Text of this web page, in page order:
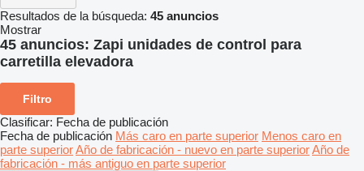
Resultados de la búsqueda: 45 anuncios
Mostrar
45 anuncios: Zapi unidades de control para
carretilla elevadora
Filtro
Clasificar: Fecha de publicación
Fecha de publicación Más caro en parte superior Menos caro en
parte superiorAño de fabricación - nuevo en parte superiorAño de
fabricación - más antiguo en parte superior